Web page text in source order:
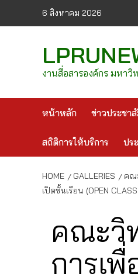
6 สิงหาคม 2026
งานสื่อสารองค์กร มหาวิ
หน้าหลัก ข่าวประชา
สถิติการให้บริการ ปร
HOME GALLERIES
คณ
เปิดชั้นเรียน (OPEN
คณะวิ
การเ